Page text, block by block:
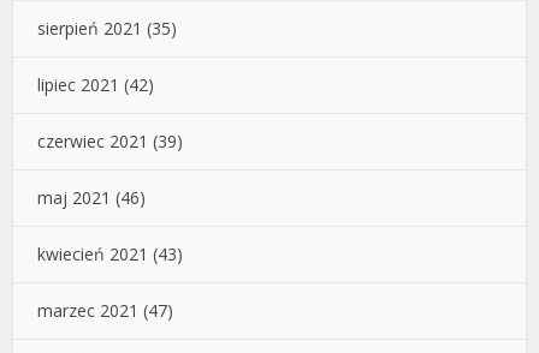
sierpień 2021 (35)
lipiec 2021 (42)
czerwiec 2021 (39)
maj 2021 (46)
kwiecień 2021 (43)
marzec 2021 (47)